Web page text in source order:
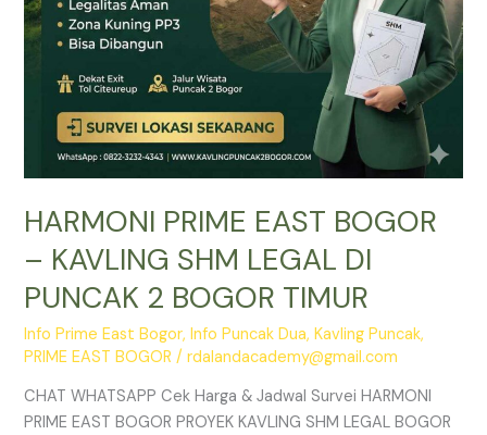
HARMONI PRIME EAST BOGOR
– KAVLING SHM LEGAL DI
PUNCAK 2 BOGOR TIMUR
Info Prime East Bogor,Info Puncak Dua,Kavling Puncak,
PRIME EAST BOGOR /rdalandacademy@gmail.com
CHAT WHATSAPP Cek Harga & Jadwal Survei HARMONI
PRIME EAST BOGOR PROYEK KAVLING SHM LEGAL BOGOR
2
BOGOR